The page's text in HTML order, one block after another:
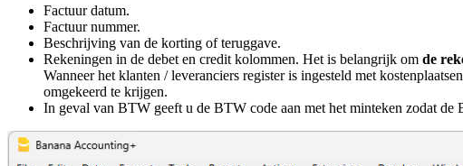
Factuur datum.
Factuur nummer.
Beschrijving van de korting of teruggave.
Rekeningen in de debet en credit kolommen. Het is belangrijk om de
Wanneer het klanten / leveranciers register is ingesteld met
omgekeerd te krijgen.
In geval van BTW geeft u de BTW code aan met het minteken zodat